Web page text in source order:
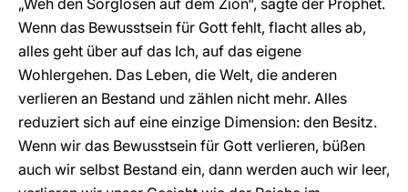
„Weh den Sorglosen auf dem Zion“, sagte der Prophet.
Wenn das Bewusstsein für Gott fehlt, flacht alles ab,
alles geht über auf das Ich, auf das eigene
Wohlergehen. Das Leben, die Welt, die anderen
verlieren an Bestand und zählen nicht mehr. Alles
reduziert sich auf eine einzige Dimension: den Besitz.
Wenn wir das Bewusstsein für Gott verlieren, büßen
auch wir selbst Bestand ein, dann werden auch wir leer,